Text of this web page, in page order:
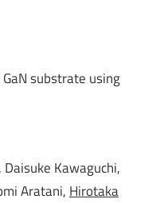
substrate using
Daisuke Kawaguchi,
Aratani,Hirotaka